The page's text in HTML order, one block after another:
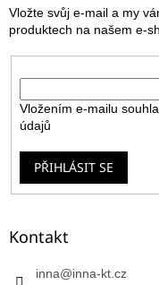
Vložte svůj e-mail a my
produktech na našem e-
Vložením e-mailu
údajů
PŘIHLÁSIT SE
Kontakt
inna@inna-kt.cz